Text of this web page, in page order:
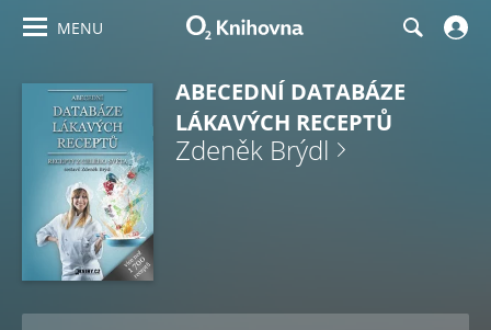
MENU
ABECEDNÍ DATABÁZE
LÁKAVÝCH RECEPTŮ
Zdeněk Brýdl